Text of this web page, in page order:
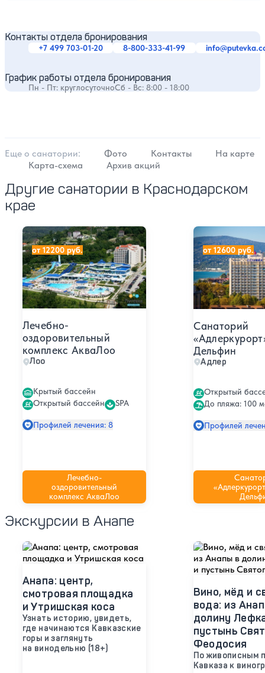
Контакты отдела бронирования
+7 499 703-01-20 8-800-333-41-99
График работы отдела бронирования
Пн - Пт: круглосуточноСб - Вс: 8:00 - 18:00
Еще о cанатории: Фото Контакты
На карте
Карта-схема
Архив акций
Другие санатории в Краснодарском
крае
Лечебно-
оздоровительный
комплекс АкваЛоо
Лоо
Крытый бассейн
Открытый бассейн
SPA
Профилей лечения: 8
Лечебно-
оздоровительный
комплекс АкваЛоо
Лечебно-оздоровительный комплекс АкваЛоо
от 12200 руб.
Санаторий
Дельфин
Адлер
Открытый
До пляжа: 100
Профилей
Санаторий
от 12600 руб.
Экскурсии в Анапе
Анапа: центр,
смотровая площадка
и Утришская коса
Узнать историю, увидеть,
где начинаются Кавказские
горы и заглянуть
на винодельню (18+)
Вино, мёд и
вода: из
долину
пустынь
Феодосия
По живописным
Кавказа к